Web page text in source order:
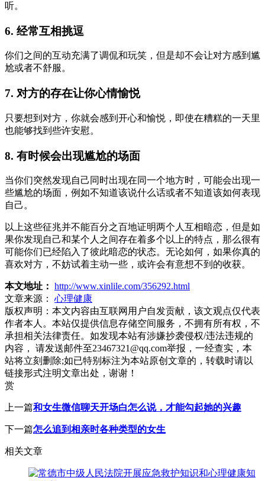
听。
6. 经常互相挑逗
你们之间的互动充满了调侃和玩笑，但是却不会让对方感到尴
尬或者不舒服。
7. 对方的存在让你心情愉悦
只要想到对方，你就会感到开心和愉悦，即使在糟糕的一天里
也能够找到些许安慰。
8. 有时候会出现尴尬的场面
当你们突然发现自己同时出现在同一个地方时，可能会出现一
些尴尬的场面，例如不知道该说什么话或者不知道该如何表现
自己。
以上这些征兆并不能百分之百地证明两个人互相暗恋，但是如
果你发现自己和某个人之间存在着多个以上的特点，那么很有
可能你们已经陷入了彼此暗恋的状态。无论如何，如果你真的
喜欢对方，不妨试着主动一些，或许会有意想不到的收获。
本文地址： http://www.xinlile.com/356292.html
文章来源：
心理健康
版权声明： 本文内容由互联网用户自发贡献，该文观点仅代表
作者本人。本站仅提供信息存储空间服务，不拥有所有权，不
承担相关法律责任。如发现本站有涉嫌抄袭侵权/违法违规的
内容， 请发送邮件至23467321@qq.com举报，一经查实，本
站将立刻删除;如已特别标注为本站原创文章的，转载时请以
链接形式注明文章出处，谢谢！
赏
上一篇和女生微信聊天开场白怎么说，才能勾起她的兴趣
下一篇怎么追到相亲时各种类型的女生
相关文章